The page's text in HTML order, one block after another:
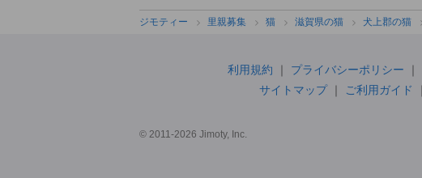
ジモティー 里親募集 猫 滋賀県の猫 犬上郡の猫
利用規約 プライバシーポリシー
サイトマップ
ご利用ガイド
© 2011-2026 Jimoty, Inc.